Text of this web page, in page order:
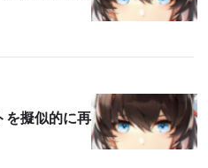
を擬似的に再